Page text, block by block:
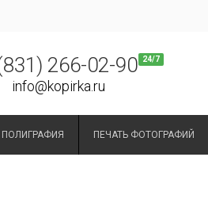
266-02-90
info@kopirka.ru
ПОЛИГРАФИЯ ПЕЧАТЬ ФОТОГРАФИЙ